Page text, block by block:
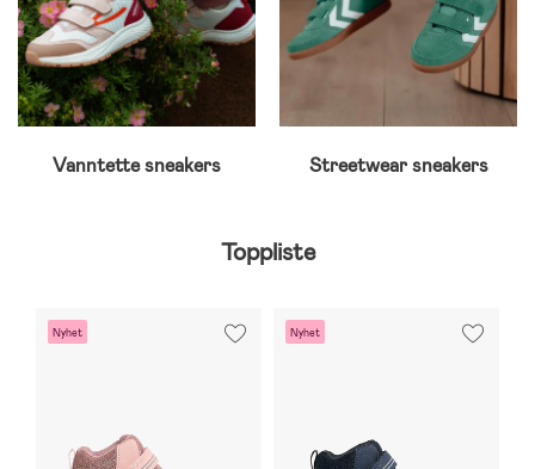
Vanntette sneakers Streetwear sneakers
Toppliste
Nyhet Nyhet